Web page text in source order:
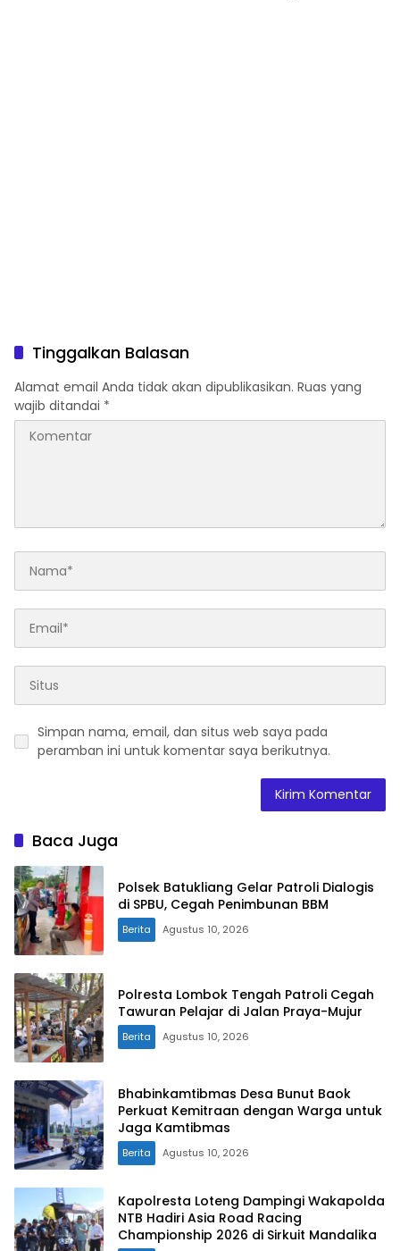
Tinggalkan Balasan
Alamat email Anda tidak akan dipublikasikan. Ruas yang
wajib ditandai *
Simpan nama, email, dan situs web saya pada
peramban ini untuk komentar saya berikutnya.
Baca Juga
Polsek Batukliang Gelar Patroli Dialogis
di SPBU, Cegah Penimbunan BBM
Berita Agustus 10, 2026
Polresta Lombok Tengah Patroli Cegah
Tawuran Pelajar di Jalan Praya-Mujur
Berita Agustus 10, 2026
Bhabinkamtibmas Desa Bunut Baok
Perkuat Kemitraan dengan Warga untuk
Jaga Kamtibmas
Berita Agustus 10, 2026
Kapolresta Loteng Dampingi Wakapolda
NTB Hadiri Asia Road Racing
Championship 2026 di Sirkuit Mandalika